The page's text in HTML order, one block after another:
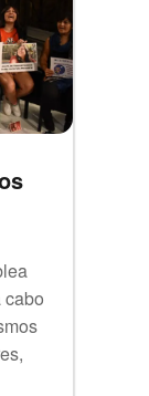
cabo